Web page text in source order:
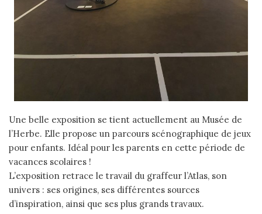
Une belle exposition se tient actuellement au Musée de
l’Herbe. Elle propose un parcours scénographique de jeux
pour enfants. Idéal pour les parents en cette période de
vacances scolaires !
L’exposition retrace le travail du graffeur l’Atlas, son
univers : ses origines, ses différentes sources
d’inspiration, ainsi que ses plus grands travaux.